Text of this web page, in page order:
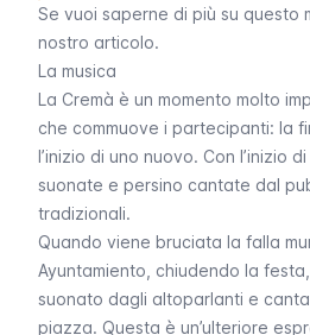
Se vuoi saperne di più su questo
nostro articolo.
La musica
La Cremà è un momento molto
che commuove i partecipanti: la
l’inizio di uno nuovo. Con l’inizio
suonate e persino cantate dal
tradizionali.
Quando viene bruciata la falla
Ayuntamiento , chiudendo la
suonato dagli altoparlanti e
piazza. Questa è un’ulteriore